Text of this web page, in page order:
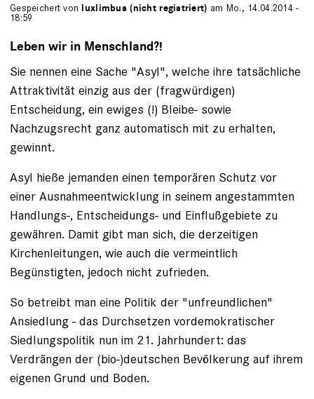
Gespeichert von luxlimbus (nicht registriert) am Mo., 14.04.2014 -
18:59
Leben wir in Menschland?!
Sie nennen eine Sache "Asyl", welche ihre tatsächliche
Attraktivität einzig aus der (fragwürdigen)
Entscheidung, ein ewiges (!) Bleibe- sowie
Nachzugsrecht ganz automatisch mit zu erhalten,
gewinnt.
Asyl hieße jemanden einen temporären Schutz vor
einer Ausnahmeentwicklung in seinem angestammten
Handlungs-, Entscheidungs- und Einflußgebiete zu
gewähren. Damit gibt man sich, die derzeitigen
Kirchenleitungen, wie auch die vermeintlich
Begünstigten, jedoch nicht zufrieden.
So betreibt man eine Politik der "unfreundlichen"
Ansiedlung - das Durchsetzen vordemokratischer
Siedlungspolitik nun im 21. Jahrhundert: das
Verdrängen der (bio-)deutschen Bevölkerung auf ihrem
eigenen Grund und Boden.